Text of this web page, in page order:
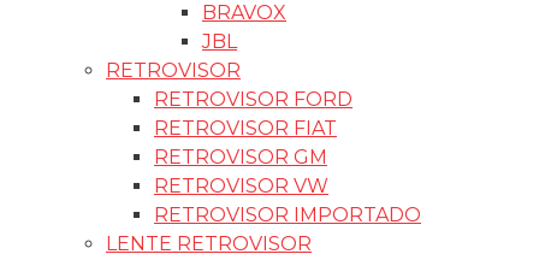
BRAVOX
JBL
RETROVISOR
RETROVISOR FORD
RETROVISOR FIAT
RETROVISOR GM
RETROVISOR VW
RETROVISOR IMPORTADO
LENTE RETROVISOR